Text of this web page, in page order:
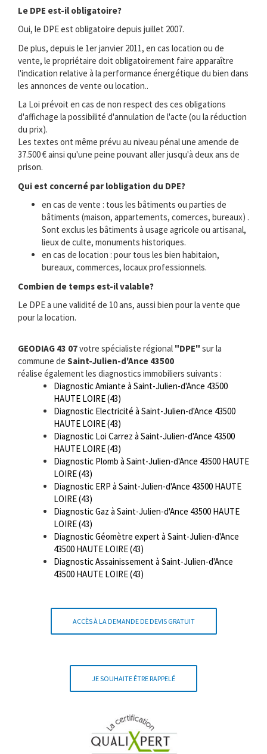
Le DPE est-il obligatoire?
Oui, le DPE est obligatoire depuis juillet 2007.
De plus, depuis le 1er janvier 2011, en cas location ou de
vente, le propriétaire doit obligatoirement faire apparaître
l'indication relative à la performance énergétique du bien dans
les annonces de vente ou location..
La Loi prévoit en cas de non respect des ces obligations
d'affichage la possibilité d'annulation de l'acte (ou la réduction
du prix).
Les textes ont même prévu au niveau pénal une amende de
37.500 € ainsi qu'une peine pouvant aller jusqu'à deux ans de
prison.
Qui est concerné par lobligation du DPE?
en cas de vente : tous les bâtiments ou parties de
bâtiments (maison, appartements, comerces, bureaux) .
Sont exclus les bâtiments à usage agricole ou artisanal,
lieux de culte, monuments historiques.
en cas de location : pour tous les bien habitaion,
bureaux, commerces, locaux professionnels.
Combien de temps est-il valable?
Le DPE a une validité de 10 ans, aussi bien pour la vente que
pour la location.
GEODIAG 43 07votre spécialiste régional "DPE" sur la
commune de Saint-Julien-d'Ance 43500
réalise également les diagnostics immobiliers suivants :
Diagnostic Amiante à Saint-Julien-d'Ance 43500
HAUTE LOIRE (43)
Diagnostic Electricité à Saint-Julien-d'Ance 43500
HAUTE LOIRE (43)
Diagnostic Loi Carrez à Saint-Julien-d'Ance 43500
HAUTE LOIRE (43)
Diagnostic Plomb à Saint-Julien-d'Ance 43500 HAUTE
LOIRE (43)
Diagnostic ERP à Saint-Julien-d'Ance 43500 HAUTE
LOIRE (43)
Diagnostic Gaz à Saint-Julien-d'Ance 43500 HAUTE
LOIRE (43)
Diagnostic Géomètre expert à Saint-Julien-d'Ance
43500 HAUTE LOIRE (43)
Diagnostic Assainissement à Saint-Julien-d'Ance
43500 HAUTE LOIRE (43)
ACCÈS À LA DEMANDE DE DEVIS GRATUIT
JE SOUHAITE ÊTRE RAPPELÉ